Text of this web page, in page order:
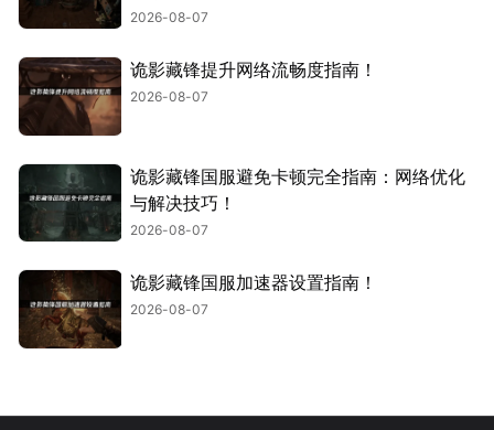
2026-08-07
诡影藏锋提升网络流畅度指南！
2026-08-07
诡影藏锋国服避免卡顿完全指南：网络优化
与解决技巧！
2026-08-07
诡影藏锋国服加速器设置指南！
2026-08-07